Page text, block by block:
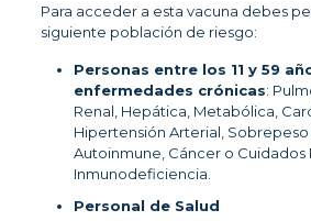
Para acceder a esta vacuna debes
siguiente población de riesgo:
Personas entre los 11 y 59
enfermedades crónicas:
Renal, Hepática, Metabólica,
Hipertensión Arterial, Sobrepeso
Autoinmune, Cáncer o Cuidados
Inmunodeficiencia.
Personal de Salud